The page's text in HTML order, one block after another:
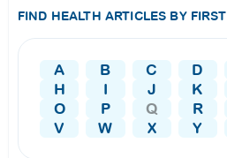
FIND HEALTH ARTICLES BY
A B C D
H
I J K
O
P Q R
V
W X Y